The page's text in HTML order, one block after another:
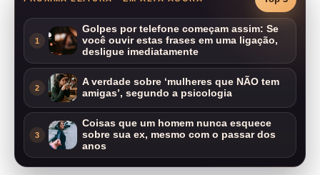
1
Golpes por telefone começam assim: Se
você ouvir estas frases em uma ligação,
desligue imediatamente
2
A verdade sobre ‘mulheres que NÃO tem
amigas’, segundo a psicologia
3
Coisas que um homem nunca esquece
sobre sua ex, mesmo com o passar dos
anos